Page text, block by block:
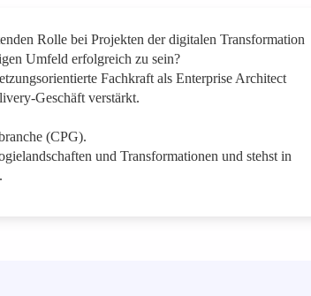
Rolle bei Projekten der digitalen Transformation
Umfeld erfolgreich zu sein?
Fachkraft als Enterprise Architect
Geschäft verstärkt.
(CPG).
und Transformationen und stehst in